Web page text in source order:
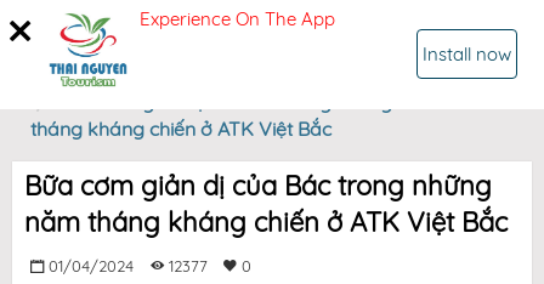
SIGN IN
Home
tháng kháng chiến ở ATK Việt Bắc
Bữa cơm giản dị của Bác trong những
năm tháng kháng chiến ở ATK Việt Bắc
01/04/2024 12377 0
Experience On The App
Install now